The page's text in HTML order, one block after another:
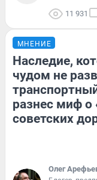
11 931
МНЕНИЕ
Наследие,
чудом не
разнес миф о
советских
Олег